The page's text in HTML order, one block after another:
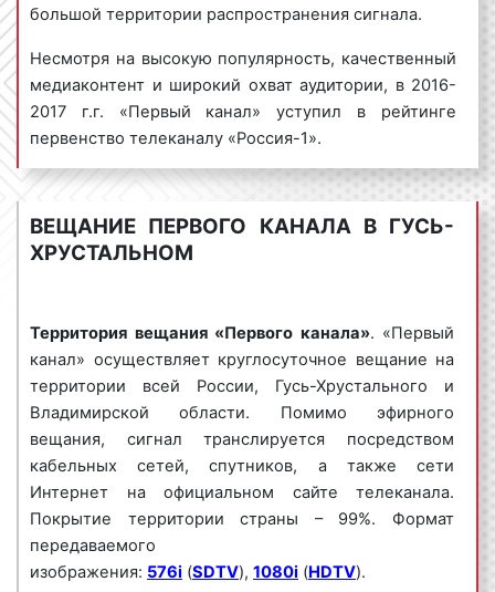
Виды рекламных роликов на «Первом
канале» в Гусь-Хрустальном
Выделяют несколько видов рекламных роликов на
телевидении. Так, рекламные ролики бывают:
1) По времени демонстрации:
развернутые (от 30 сек. и более);
2) По содержанию:
экранные заставки;
заставки-презентации;
информационные ролики;
ролики-презентации;
репортажи;
спонсор-показа.
3) По наличию движения:
большой территории распространения сигнала.
Несмотря на высокую популярность, качественный
медиаконтент и широкий охват аудитории, в 2016-
2017 г.г. «Первый канал» уступил в рейтинге
первенство телеканалу «Россия-1».
в 2016 г. среднесуточная доля зрителей в
за девять месяцев 2018 г. этот показатель
составил еще меньше: всего 10.7%.
«Первый» несколько подросли.
доля телеканала за 2017 г. составляет 12.3%;
среднесуточный охват по стране – более
в Гусь-Хрустальном за сутки эфир
«Первого» успевают посмотреть более 3.9
составляет более 84% населения.
ВЕЩАНИЕ ПЕРВОГО КАНАЛА В ГУСЬ-
ХРУСТАЛЬНОМ
Территория вещания «Первого канала». «Первый
канал» осуществляет круглосуточное вещание на
территории всей России, Гусь-Хрустального и
Владимирской области. Помимо эфирного
вещания, сигнал транслируется посредством
кабельных сетей, спутников, а также сети
Интернет на официальном сайте телеканала.
Покрытие территории страны – 99%. Формат
передаваемого
изображения: 576i (SDTV), 1080i (HDTV).